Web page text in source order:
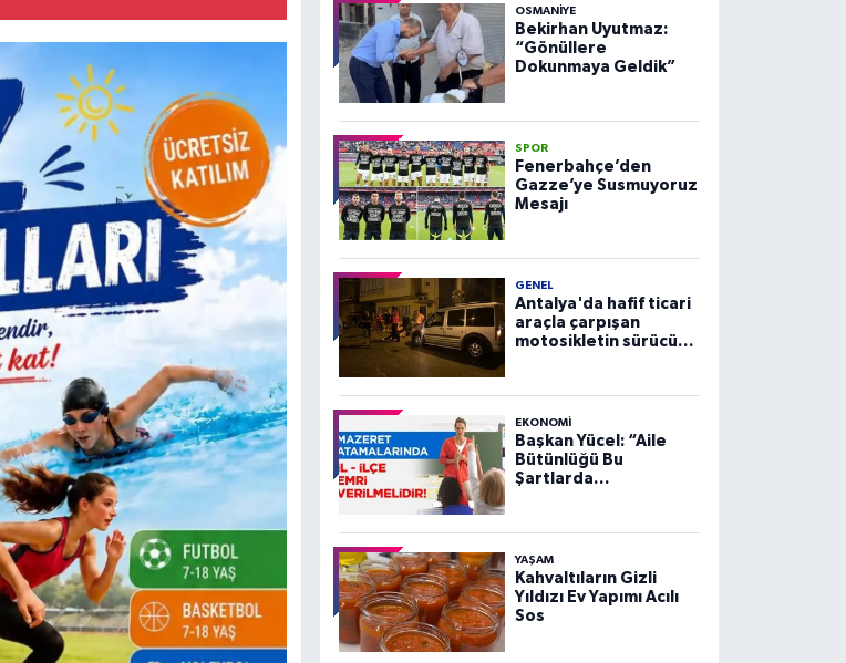
OSMANIYE
Bekirhan Uyutmaz:
“Gönüllere
Dokunmaya Geldik”
SPOR
Fenerbahçe’den
Gazze’ye Susmuyoruz
Mesajı
GENEL
Antalya'da hafif ticari
araçla çarpışan
motosikletin sürücüsü
EKONOMI
Başkan Yücel: “Aile
Bütünlüğü Bu
Şartlarda
YAŞAM
Kahvaltıların Gizli
Yıldızı Ev Yapımı Acılı
Sos